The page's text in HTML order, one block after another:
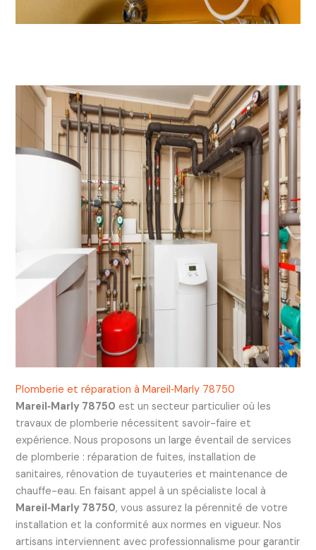
Plomberie et réparation à Mareil‑Marly 78750
Mareil‑Marly 78750 est un secteur particulier où les
travaux de plomberie nécessitent savoir-faire et
expérience. Nous proposons un large éventail de services
de plomberie : réparation de fuites, installation de
sanitaires, rénovation de tuyauteries et maintenance de
chauffe-eau. En faisant appel à un spécialiste local à
Mareil‑Marly 78750, vous assurez la pérennité de votre
installation et la conformité aux normes en vigueur. Nos
artisans interviennent avec professionnalisme pour garantir